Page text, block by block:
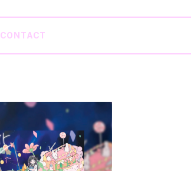
CONTACT